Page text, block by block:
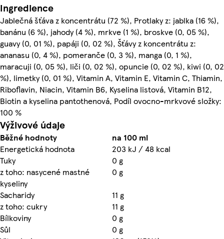
Ingredience
Jablečná šťáva z koncentrátu (72 %), Protlaky z: jablka (16 %),
banánu (6 %), jahody (4 %), mrkve (1 %), broskve (0, 05 %),
guavy (0, 01 %), papáji (0, 02 %), Šťávy z koncentrátu z:
ananasu (0, 4 %), pomeranče (0, 3 %), manga (0, 1 %),
maracuji (0, 05 %), liči (0, 02 %), opuncie (0, 02 %), kiwi (0, 02
%), limetky (0, 01 %), Vitamin A, Vitamin E, Vitamin C, Thiamin,
Riboflavin, Niacin, Vitamin B6, Kyselina listová, Vitamin B12,
Biotin a kyselina pantothenová, Podíl ovocno-mrkvové složky:
100 %
Výživové údaje
Běžné hodnoty
na 100 ml
Energetická hodnota
203 kJ / 48 kcal
Tuky
0 g
z toho: nasycené mastné
kyseliny
0 g
Sacharidy
11 g
z toho: cukry
11 g
Bílkoviny
0 g
Sůl
0 g